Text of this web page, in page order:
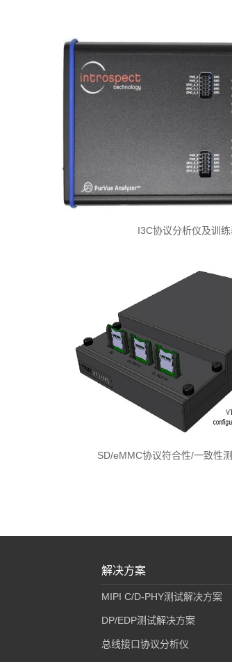
I3C协议分析仪及训
SD/eMMC协议符合性/一致性
解决方案
MIPI C/D-PHY测试解决方案
DP/EDP测试解决方案
总线接口协议分析仪